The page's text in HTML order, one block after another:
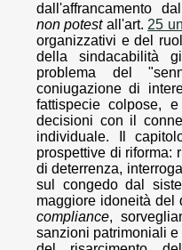
dall'affrancamento
non potestall'art. 25
organizzativi e del
della sindacabilità
problema del
coniugazione di
fattispecie colpose,
decisioni con il
individuale. Il
prospettive di riforma:
di deterrenza,
sul congedo dal
maggiore idoneità del
compliance,
sanzioni patrimoniali